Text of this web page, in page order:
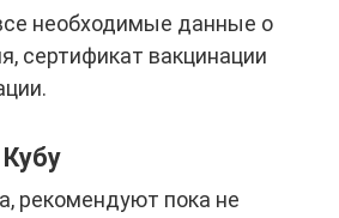
необходимые данные о
сертификат вакцинации
рекомендуют пока не